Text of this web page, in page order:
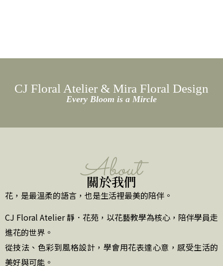
CJ Floral Atelier & Mira Floral Design
Every Bloom is a Mircle
About
關於我們
花，是最溫柔的語言，也是生活裡最美的陪伴。
CJ Floral Atelier 靜．花苑，以花藝教學為核心，陪伴學員走
進花的世界。
從技法、色彩到風格設計，學會用花表達心意，感受生活的
美好與可能。